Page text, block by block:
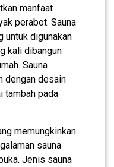
manfaat
perabot. Sauna
untuk digunakan
kali dibangun
Sauna
dengan desain
tambah pada
memungkinkan
sauna
Jenis sauna